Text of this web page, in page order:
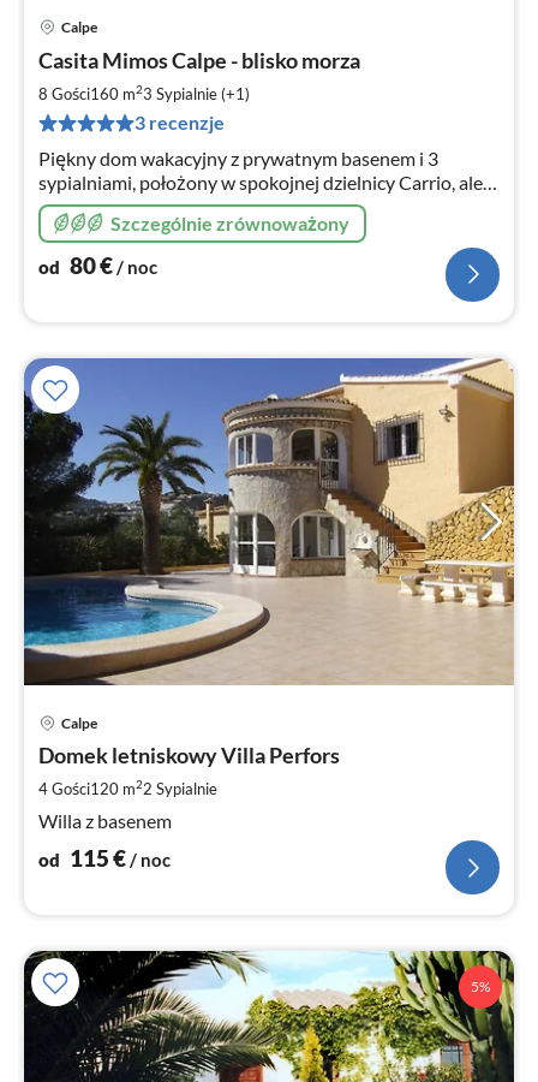
Calpe
Casita Mimos Calpe - blisko morza
8 Gości160 m23 Sypialnie (+1)
3 recenzje
Piękny dom wakacyjny z prywatnym basenem i 3
sypialniami, położony w spokojnej dzielnicy Carrio, ale
w odległości spaceru od plaży, sklepów, barów,
restauracji, supermarketów, ....
Szczególnie zrównoważony
od 80€/ noc
Calpe
Domek letniskowy Villa Perfors
4 Gości120 m22 Sypialnie
Willa z basenem
od 115€/ noc
5%